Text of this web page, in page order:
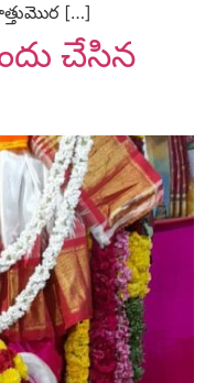
[…]
చేసిన